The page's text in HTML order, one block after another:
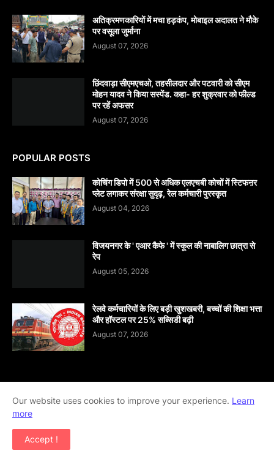
अतिक्रमणकारियों में मचा हड़कंप, मोबाइल अदालत ने मौके
पर वसूला जुर्माना
August 07, 2026
छिंदवाड़ा सीएमएचओ, तहसीलदार और पटवारी को सीएम
मोहन यादव ने किया सस्पेंड. कहा- हर शुक्रवार को फील्ड
पर रहें अफसर
August 07, 2026
POPULAR POSTS
कोचिंग डिपो में 500 से अधिक एलएचबी कोचों में स्टिफऩर
प्लेट लगाकर संरक्षा सुदृढ़, रेल कर्मचारी पुरस्कृत
August 04, 2026
विजयनगर के ' एआर कैफे ' में स्कूल की नाबालिग छात्रा से
रेप
August 05, 2026
रेलवे कर्मचारियों के लिए बड़ी खुशखबरी, बच्चों की शिक्षा भत्ता
और हॉस्टल पर 25% सब्सिडी बढ़ी
August 07, 2026
Home About contact-us
Disclaimer
Our website uses cookies to improve your experience. Learn
more
Accept !